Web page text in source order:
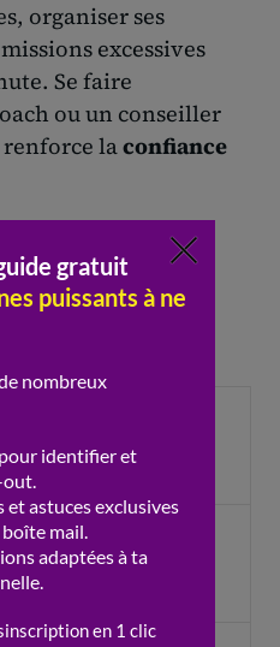
organiser ses
excessives
Se faire
ou un conseiller
laconfiance
:
salariat
Salariat
(horaires